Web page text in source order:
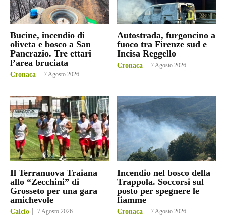
Bucine, incendio di
oliveta e bosco a San
Pancrazio. Tre ettari
l’area bruciata
Cronaca 7 Agosto 2026
Autostrada, furgoncino a
fuoco tra Firenze sud e
Incisa Reggello
Cronaca 7 Agosto 2026
Il Terranuova Traiana
allo “Zecchini” di
Grosseto per una gara
amichevole
Calcio 7 Agosto 2026
Incendio nel bosco della
Trappola. Soccorsi sul
posto per spegnere le
fiamme
Cronaca 7 Agosto 2026